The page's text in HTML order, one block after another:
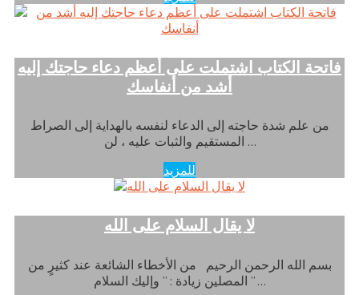
فاتحة الكتاب اشتملت على أعظم دعاء حاجتك إليه
أشد من أنفاسك
من علم شدة حاجته إلى الدعاء لنفسه بالهداية إلى الصراط
المستقيم والثبات عليه ، لن …
للمزيد
لا يقال السلام على الله
بسم الله الرحمن الرحيم من الأخطاء الشائعة عند كثيرٍ من
المصلين زيادة : ” وإليك السلام ” …